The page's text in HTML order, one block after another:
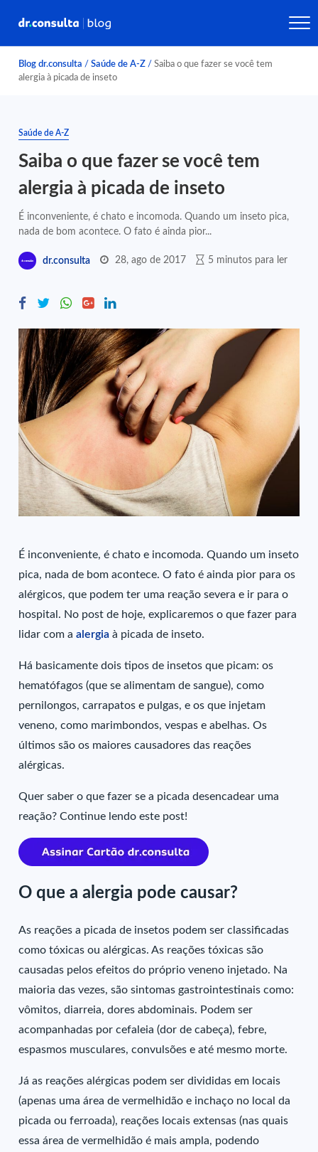
Blog dr.consulta / Saúde de A-Z / Saiba o que fazer se você tem
alergia à picada de inseto
Saúde de A-Z
Saiba o que fazer se você tem
alergia à picada de inseto
É inconveniente, é chato e incomoda. Quando um inseto pica,
nada de bom acontece. O fato é ainda pior...
dr.consulta 28, ago de 2017 5 minutos para ler
É inconveniente, é chato e incomoda. Quando um inseto
pica, nada de bom acontece. O fato é ainda pior para os
alérgicos, que podem ter uma reação severa e ir para o
hospital. No post de hoje, explicaremos o que fazer para
lidar com aalergia à picada de inseto.
Há basicamente dois tipos de insetos que picam: os
hematófagos (que se alimentam de sangue), como
pernilongos, carrapatos e pulgas, e os que injetam
veneno, como marimbondos, vespas e abelhas. Os
últimos são os maiores causadores das reações
alérgicas.
Quer saber o que fazer se a picada desencadear uma
reação? Continue lendo este post!
O que a alergia pode causar?
As reações a picada de insetos podem ser classificadas
como tóxicas ou alérgicas. As reações tóxicas são
causadas pelos efeitos do próprio veneno injetado. Na
maioria das vezes, são sintomas gastrointestinais como:
vômitos, diarreia, dores abdominais. Podem ser
acompanhadas por cefaleia (dor de cabeça), febre,
espasmos musculares, convulsões e até mesmo morte.
Já as reações alérgicas podem ser divididas em locais
(apenas uma área de vermelhidão e inchaço no local da
picada ou ferroada), reações locais extensas (nas quais
essa área de vermelhidão é mais ampla, podendo